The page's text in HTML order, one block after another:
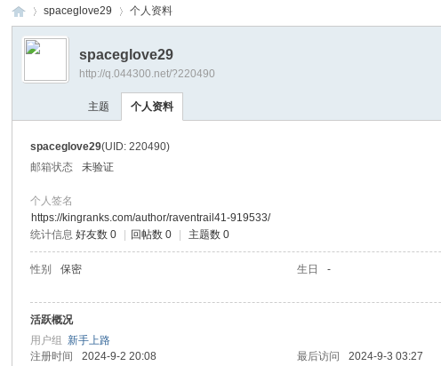
›
spaceglove29 个人资料
spaceglove29
http://q.044300.net/?220490
主题 个人资料
spaceglove29(UID: 220490)
邮箱状态
未验证
个人签名
https://kingranks.com/author/raventrail41-919533/
统计信息 好友数 0 回帖数 0 主题数 0
性别 保密 生日 -
活跃概况
用户组新手上路
注册时间
2024-9-2 20:08 最后访问 2024-9-3 03:27